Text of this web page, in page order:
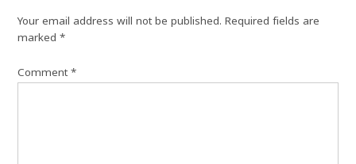
Your email address will not be published. Required fields are
marked*
Comment*